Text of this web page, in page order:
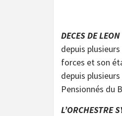
DECES DE
depuis
forces et son
depuis
Pensionnés
L’ORCHESTRE